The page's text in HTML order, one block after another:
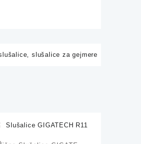
slušalice za gejmere